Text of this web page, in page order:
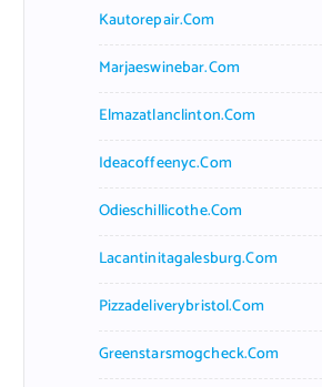
Kautorepair.com
Marjaeswinebar.com
Elmazatlanclinton.com
Ideacoffeenyc.com
Odieschillicothe.com
Lacantinitagalesburg.com
Pizzadeliverybristol.com
Greenstarsmogcheck.com